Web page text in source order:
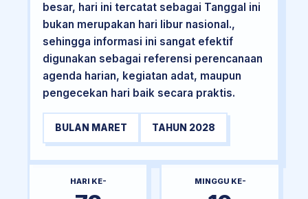
besar, hari ini tercatat sebagai Tanggal ini
bukan merupakan hari libur nasional.,
sehingga informasi ini sangat efektif
digunakan sebagai referensi perencanaan
agenda harian, kegiatan adat, maupun
pengecekan hari baik secara praktis.
BULAN MARET TAHUN 2028
HARI KE- MINGGU KE-